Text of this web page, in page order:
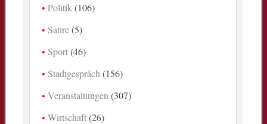
Politik (106)
Satire(5)
Sport(46)
Stadtgespräch (156)
Veranstaltungen (307)
Wirtschaft(26)